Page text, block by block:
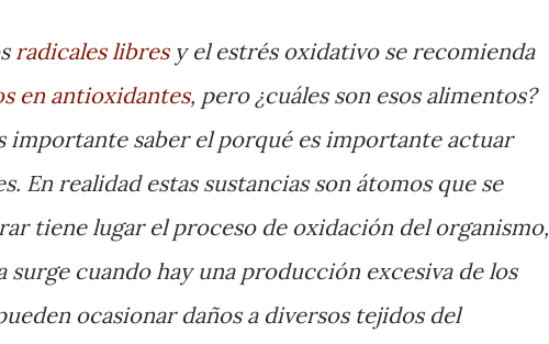
radicales libresy el estrés oxidativo se recomienda
en antioxidantes, pero ¿cuáles son esos alimentos?
importante saber el porqué es importante actuar
En realidad estas sustancias son átomos que se
tiene lugar el proceso de oxidación del organismo,
surge cuando hay una producción excesiva de los
ocasionar daños a diversos tejidos del